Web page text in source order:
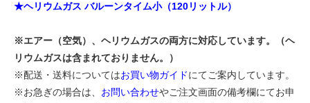
★ヘリウムガス バルーンタイム小（120リットル）
※エアー（空気）、ヘリウムガスの両方に対応しています。（ヘ
リウムガスは含まれておりません。）
※配送・送料についてはお買い物ガイドにてご案内しています。
※お急ぎの場合は、 お問い合わせやご注文画面の備考欄にてお申